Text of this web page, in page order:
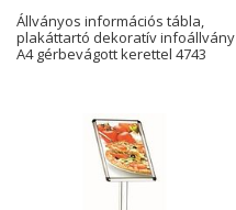
Állványos információs tábla,
plakáttartó dekoratív infoállvány
A4 gérbevágott kerettel 4743